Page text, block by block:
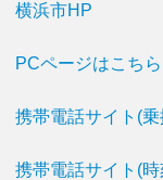
横浜市HP
PCページはこちら
携帯電話サイト(
携帯電話サイト(